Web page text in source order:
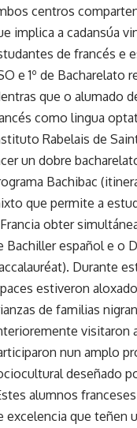
centros
implica a cadansúa
de francés e
e 1º de Bacharelato
que o alumado
como lingua
Rabelais de
un dobre
Bachibac
que permite a
obter
Bachiller español e o
Durante
estiveron
de familias
visitaron
nun amplo
deseñado
alumnos
excelencia que teñen